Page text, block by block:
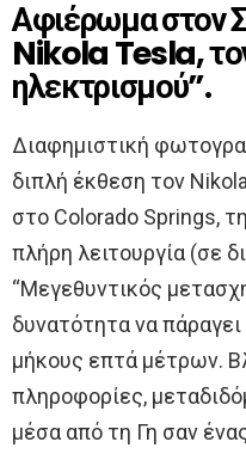
Αφιέρωμα στον
Nikola Tesla,
ηλεκτρισμού”.
Διαφημιστική
διπλή έκθεση τον
στο Colorado Springs,
πλήρη λειτουργία (σε
“Μεγεθυντικός
δυνατότητα να
μήκους επτά μέτρων.
πληροφορίες,
μέσα από τη Γη σαν